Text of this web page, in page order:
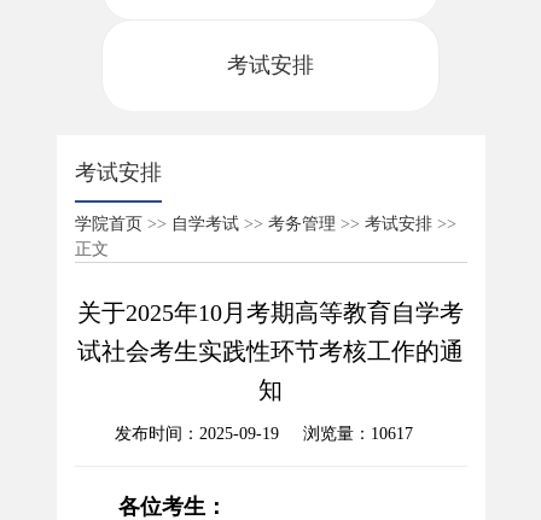
考试安排
考试安排
学院首页 >> 自学考试>> 考务管理 >> 考试安排>>
正文
关于2025年10月考期高等教育自学考
试社会考生实践性环节考核工作的通
知
发布时间：2025-09-19 浏览量： 10617
各位考生：